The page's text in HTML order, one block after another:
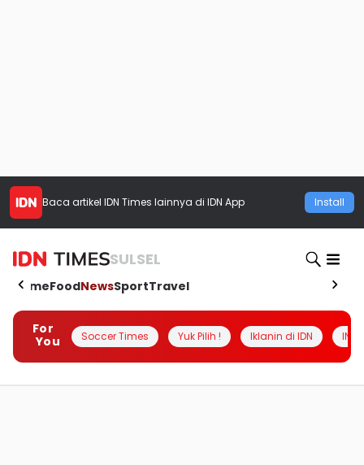
Baca artikel IDN Times lainnya di IDN App Install
SULSEL
HomeFoodNewsSportTravel
For
You
Soccer Times Yuk Pilih ! Iklanin di IDN